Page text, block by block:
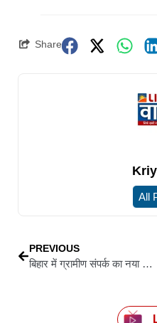
Share
All
PREVIOUS
बिहार में ग्रामीण संपर्क का नया कीर्तिमान: 1843 सड़कें और 852 पुल हुए तैयार